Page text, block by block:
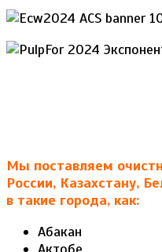
Мы поставляем
России, Казахстану,
в такие города, как:
Абакан